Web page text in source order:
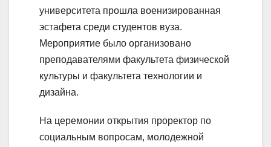
университета прошла военизированная
эстафета среди студентов вуза.
Мероприятие было организовано
преподавателями факультета физической
культуры и факультета технологии и
дизайна.
На церемонии открытия проректор по
социальным вопросам, молодежной